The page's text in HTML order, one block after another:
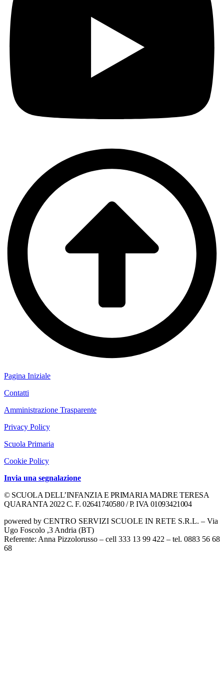
Pagina Iniziale
Contatti
Amministrazione Trasparente
Privacy Policy
Scuola Primaria
Cookie Policy
Invia una segnalazione
© SCUOLA DELL’INFANZIA E PRIMARIA MADRE TERESA
QUARANTA 2022 C. F. 02641740580 / P. IVA 01093421004
powered by CENTRO SERVIZI SCUOLE IN RETE S.R.L. – Via
Ugo Foscolo ,3 Andria (BT)
Referente: Anna Pizzolorusso – cell 333 13 99 422 – tel. 0883 56 68
68